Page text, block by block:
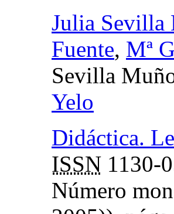
Julia Sevilla
Fuente, Mª
Sevilla
Yelo
Didáctica.
ISSN 1130-
Número